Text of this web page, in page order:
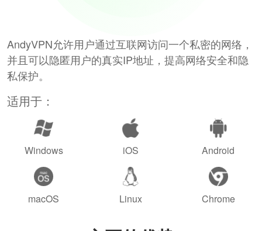
AndyVPN允许用户通过互联网访问一个私密的网络，
并且可以隐匿用户的真实IP地址，提高网络安全和隐
私保护。
适用于：
Windows iOS Android
macOS Linux Chrome